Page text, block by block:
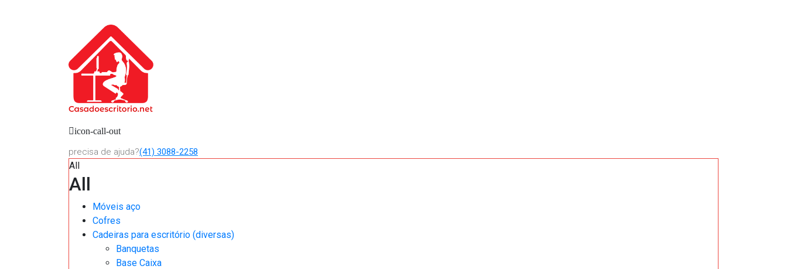
icon-call-out
precisa de ajuda?(41) 3088-2258
All
All
Móveis aço
Cofres
Cadeiras para escritório (diversas)
Banquetas
Base Caixa